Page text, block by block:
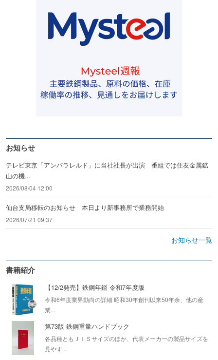
お知らせ
テレビ東京「アンパラレルド」に当社社長が出演 番組では住友金属鉱
山の機...
2026/08/04 12:00
仙台支局移転のお知らせ 本日より新事務所で業務開始
2026/07/21 09:37
お知らせ一覧
書籍紹介
【12/2発売】鉄鋼年鑑 令和7年度版
令和6年度業界動向の詳細 昭和30年創刊以来50年余、他の産
業...
第73版 鉄鋼重量ハンドブック
各品種ともＪＩＳサイズのほか、代表メーカーの製品サイズを
見やす...